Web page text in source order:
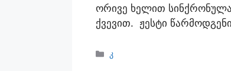
ორივე ხელით
ქვევით. ჟესტი
კ